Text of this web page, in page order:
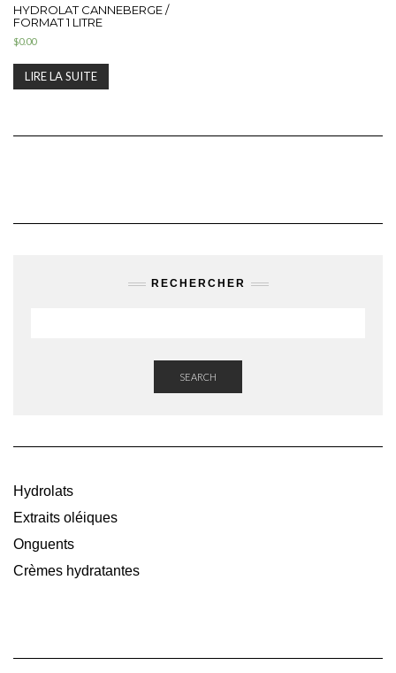
HYDROLAT CANNEBERGE /
FORMAT 1 LITRE
$0.00
LIRE LA SUITE
RECHERCHER
SEARCH
Hydrolats
Extraits oléiques
Onguents
Crèmes hydratantes